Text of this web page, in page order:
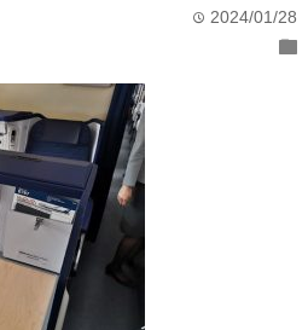
time 2024/01/28
folder